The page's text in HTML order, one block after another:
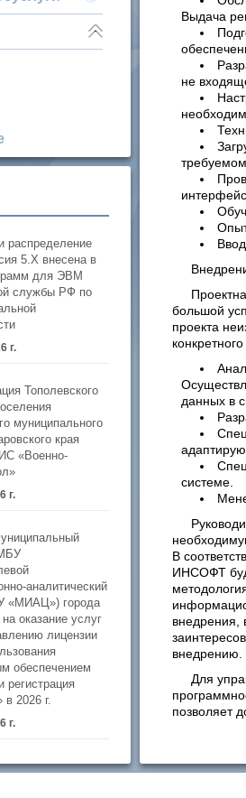
распределение
5.Х внесена в
для ЭВМ
службы РФ по
г.
Тополевского
муниципального
края
«Военно-
г.
аналитический
«МИАЦ») города
оказание услуг
лицензии
обеспечением
в 2026 г.
г.
Выдача
не
большой
проекта
данных в
системе.
В
ИНСОФТ
внедрения,
внедрению.
Для
позволяет